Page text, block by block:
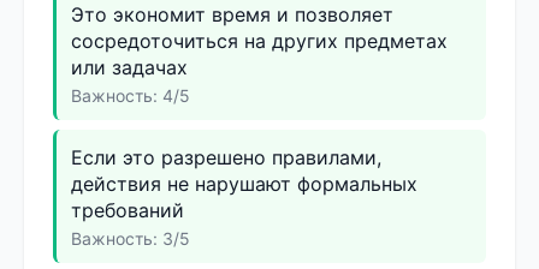
Это экономит время и позволяет
сосредоточиться на других предметах
или задачах
Важность: 4/5
Если это разрешено правилами,
действия не нарушают формальных
требований
Важность: 3/5